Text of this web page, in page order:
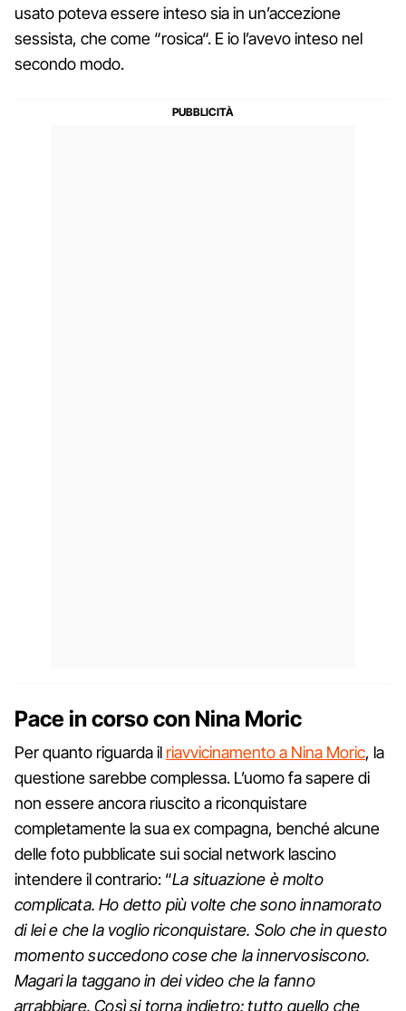
usato poteva essere inteso sia in un’accezione
sessista, che come “rosica“. E io l’avevo inteso nel
secondo modo.
Pace in corso con Nina Moric
Per quanto riguarda il riavvicinamento a Nina Moric, la
questione sarebbe complessa. L’uomo fa sapere di
non essere ancora riuscito a riconquistare
completamente la sua ex compagna, benché alcune
delle foto pubblicate sui social network lascino
intendere il contrario: “La situazione è molto
complicata. Ho detto più volte che sono innamorato
di lei e che la voglio riconquistare. Solo che in questo
momento succedono cose che la innervosiscono.
Magari la taggano in dei video che la fanno
arrabbiare. Così si torna indietro: tutto quello che